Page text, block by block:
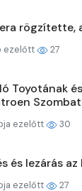
rögzítette,
ezelőtt 27
Toyotának
ezelőtt 30
és lezárás az
ezelőtt 27